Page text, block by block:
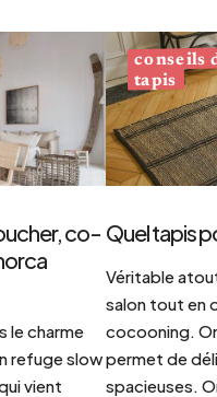
co-
le charme
refuge slow
vient
conseils
tapis
Quel tapis
Véritable
salon tout en
cocooning.
permet de
spacieuses.